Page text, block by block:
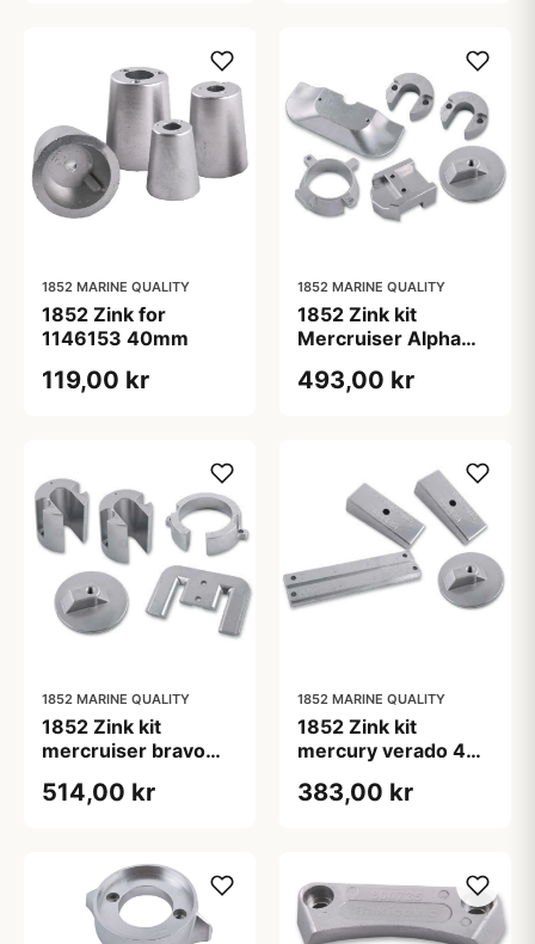
1852 MARINE QUALITY
1852 Zink for
1146153 40mm
119,00 kr
1852 MARINE QUALITY
1852 Zink kit
Mercruiser Alpha
493,00 kr
1852 MARINE QUALITY
1852 Zink kit
mercruiser bravo
514,00 kr
1852 MARINE QUALITY
1852 Zink kit
mercury verado 4
383,00 kr